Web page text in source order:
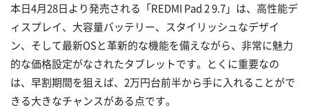
本日4月28日より発売される「REDMI Pad 2 9.7」は、高性能デ
ィスプレイ、大容量バッテリー、スタイリッシュなデザイ
ン、そして最新OSと革新的な機能を備えながら、非常に魅力
的な価格設定がなされたタブレットです。とくに重要なの
は、早割期間を狙えば、2万円台前半から手に入れることがで
きる大きなチャンスがある点です。